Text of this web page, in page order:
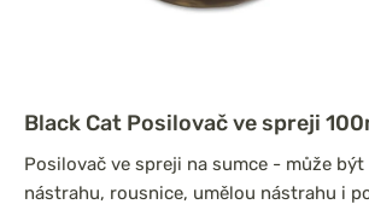
Black Cat Posilovač ve spreji
Posilovač ve spreji na sumce - může
nástrahu, rousnice, umělou nástrahu i